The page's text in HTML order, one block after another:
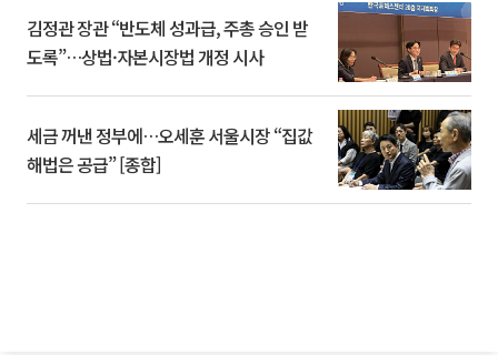
김정관 장관 “반도체 성과급, 주총 승인 받
도록”…상법·자본시장법 개정 시사
세금 꺼낸 정부에…오세훈 서울시장 “집값
해법은 공급” [종합]